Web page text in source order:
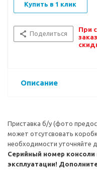
Купить в 1 клик
Поделиться
При
Описание
Приставка б/у (фото
может отсутсвовать
необходимости уточняйте
Серийный номер
эксплуатации!